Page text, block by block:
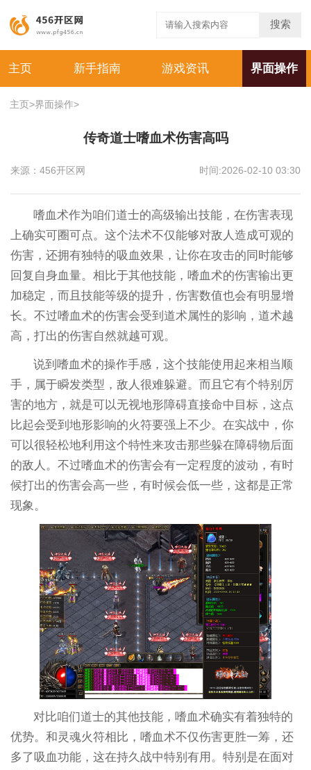
搜索
主页 新手指南 游戏资讯 界面操作
主页>界面操作>
传奇道士嗜血术伤害高吗
来源：456开区网 时间:2026-02-10 03:30
嗜血术作为咱们道士的高级输出技能，在伤害表现
上确实可圈可点。这个法术不仅能够对敌人造成可观的
伤害，还拥有独特的吸血效果，让你在攻击的同时能够
回复自身血量。相比于其他技能，嗜血术的伤害输出更
加稳定，而且技能等级的提升，伤害数值也会有明显增
长。不过嗜血术的伤害会受到道术属性的影响，道术越
高，打出的伤害自然就越可观。
说到嗜血术的操作手感，这个技能使用起来相当顺
手，属于瞬发类型，敌人很难躲避。而且它有个特别厉
害的地方，就是可以无视地形障碍直接命中目标，这点
比起会受到地形影响的火符要强上不少。在实战中，你
可以很轻松地利用这个特性来攻击那些躲在障碍物后面
的敌人。不过嗜血术的伤害会有一定程度的波动，有时
候打出的伤害会高一些，有时候会低一些，这都是正常
现象。
对比咱们道士的其他技能，嗜血术确实有着独特的
优势。和灵魂火符相比，嗜血术不仅伤害更胜一筹，还
多了吸血功能，这在持久战中特别有用。特别是在面对